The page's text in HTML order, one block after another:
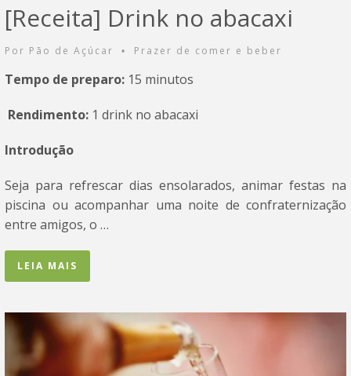
[Receita] Drink no abacaxi
Por Pão de Açúcar • Prazer de comer e beber
Tempo de preparo: 15 minutos
Rendimento: 1 drink no abacaxi
Introdução
Seja para refrescar dias ensolarados, animar festas na
piscina ou acompanhar uma noite de confraternização
entre amigos, o …
LEIA MAIS